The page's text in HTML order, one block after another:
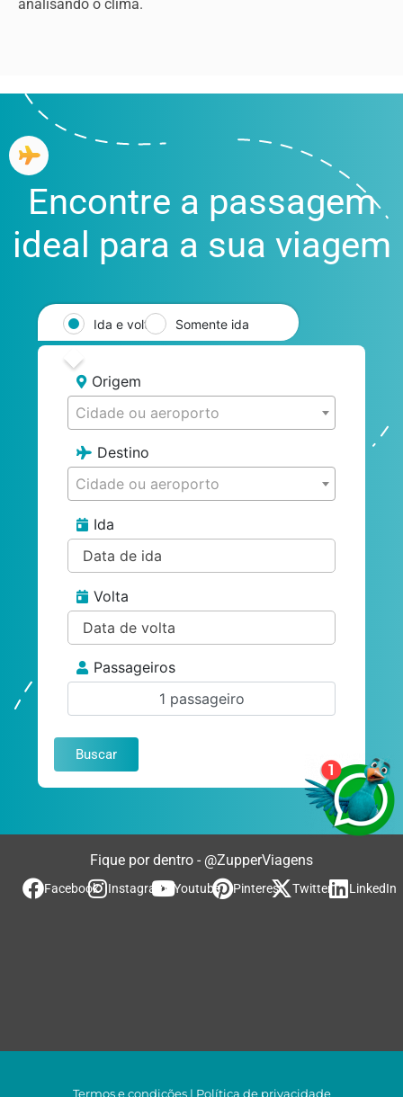
analisando o clima.
Encontre a passagem
ideal para a sua viagem
Ida e volta Somente ida
Origem
Cidade ou aeroporto
Destino
Cidade ou aeroporto
Ida
Volta
Passageiros
1 passageiro
Buscar
Fique por dentro - @ZupperViagens
Facebook Instagram Youtube Pinterest Twitter LinkedIn
Termos e condições| Política de privacidade